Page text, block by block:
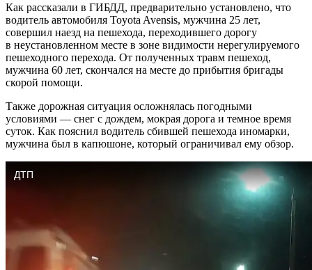
Как рассказали в ГИБДД, предварительно установлено, что
водитель автомобиля Toyota Avensis, мужчина 25 лет,
совершил наезд на пешехода, переходившего дорогу
в неустановленном месте в зоне видимости нерегулируемого
пешеходного перехода. От полученных травм пешеход,
мужчина 60 лет, скончался на месте до прибытия бригады
скорой помощи.
Также дорожная ситуация осложнялась погодными
условиями — снег с дождем, мокрая дорога и темное время
суток. Как пояснил водитель сбившей пешехода иномарки,
мужчина был в капюшоне, который ограничивал ему обзор.